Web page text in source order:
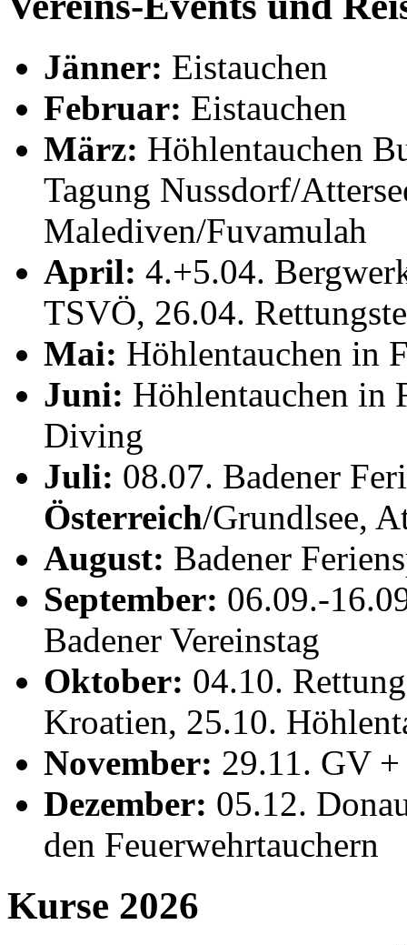
Jänner: Eistauchen
Februar: Eistauchen
März: Höhlentauchen
Tagung Nussdorf/
Malediven/Fuvamulah
April: 4.+5.04.
TSVÖ, 26.04.
Mai: Höhlentauchen in
Juni: Höhlentauchen in
Diving
Juli: 08.07. Badener
Österreich/Grundlsee,
August: Badener
September: 06.09.-
Badener Vereinstag
Oktober: 04.10.
Kroatien, 25.10.
November: 29.11. GV +
Dezember: 05.12.
den Feuerwehrtauchern
Kurse 2026